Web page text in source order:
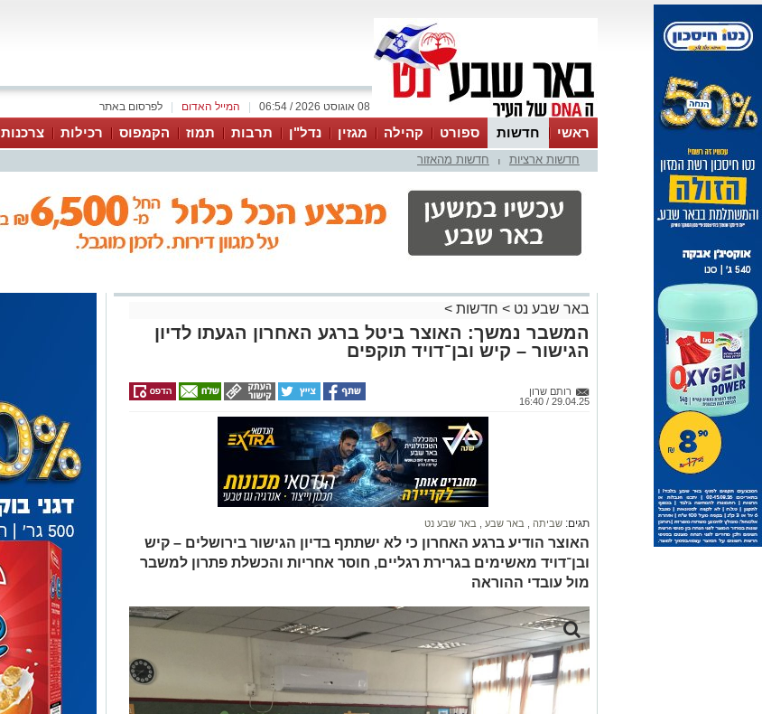
לפרסום באתר המייל האדום 08 אוגוסט 2026 / 06:54
ראשי חדשות ספורט קהילה מגזין נדל"ן תרבות תמוז הקמפוס רכילות צרכנות
עסקים
טיפים והמלצותחדשות ארציות חדשות מהאזור
באר שבע נט > חדשות >
המשבר נמשך: האוצר ביטל ברגע האחרון הגעתו לדיון
הגישור – קיש ובן־דויד תוקפים
רותם שרון
29.04.25 / 16:40
תגים: שביתה באר שבע באר שבע נט
האוצר הודיע ברגע האחרון כי לא ישתתף בדיון הגישור בירושלים – קיש
ובן־דויד מאשימים בגרירת רגליים, חוסר אחריות והכשלת פתרון למשבר
מול עובדי ההוראה